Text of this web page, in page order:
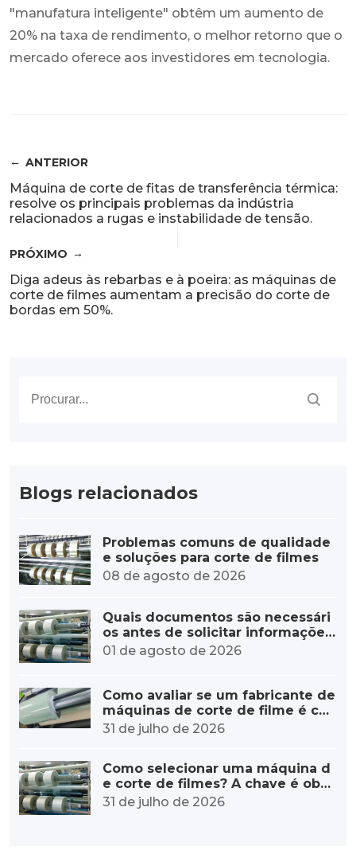
"manufatura inteligente" obtêm um aumento de
20% na taxa de rendimento, o melhor retorno que o
mercado oferece aos investidores em tecnologia.
ANTERIOR
Máquina de corte de fitas de transferência térmica:
resolve os principais problemas da indústria
relacionados a rugas e instabilidade de tensão.
PRÓXIMO
Diga adeus às rebarbas e à poeira: as máquinas de
corte de filmes aumentam a precisão do corte de
bordas em 50%.
Blogs relacionados
Problemas comuns de qualidade
e soluções para corte de filmes
08 de agosto de 2026
Quais documentos são necessári
os antes de solicitar informações
sobre uma máquina de corte de
filmes?
01 de agosto de 2026
Como avaliar se um fabricante de
máquinas de corte de filme é con
fiável?
31 de julho de 2026
Como selecionar uma máquina d
e corte de filmes? A chave é obse
rvar estes cinco pontos.
31 de julho de 2026